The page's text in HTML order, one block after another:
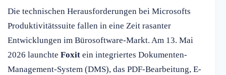
Die technischen Herausforderungen bei Microsofts
Produktivitätssuite fallen in eine Zeit rasanter
Entwicklungen im Bürosoftware-Markt. Am 13. Mai
2026 launchte Foxit ein integriertes Dokumenten-
Management-System (DMS), das PDF-Bearbeitung, E-